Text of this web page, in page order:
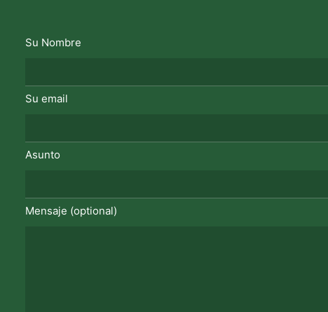
Su Nombre
Su email
Asunto
Mensaje (optional)